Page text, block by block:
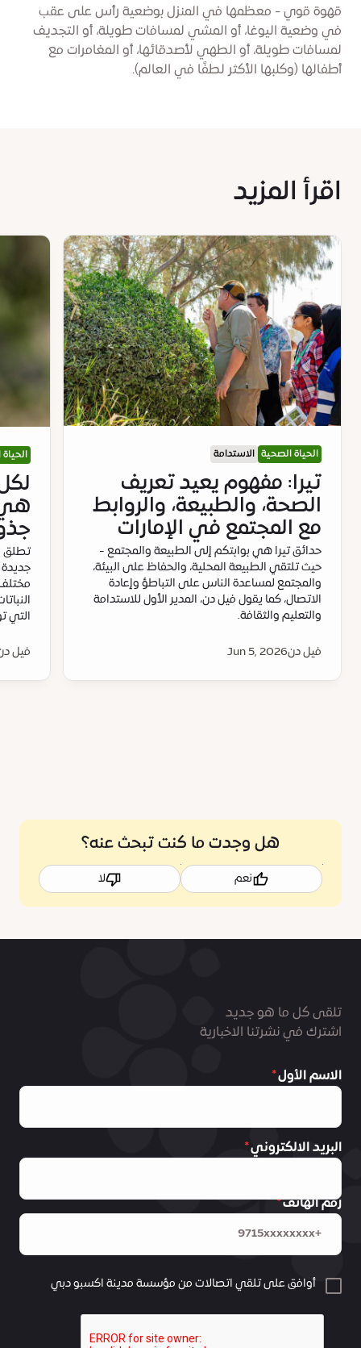
قهوة قوي - معظمها في المنزل بوضعية رأس على عقب
في وضعية اليوغا، أو المشي لمسافات طويلة، أو التجديف
لمسافات طويلة، أو الطهي لأصدقائها، أو المغامرات مع
أطفالها (وكلبها الأكثر لطفًا في العالم).
اقرأ المزيد
الحياة الصحية الاستدامة
تيرا: مفهوم يعيد تعريف
الصحة، والطبيعة، والروابط
مع المجتمع في الإمارات
حدائق تيرا هي بوابتكم إلى الطبيعة والمجتمع -
حيث تلتقي الطبيعة المحلية، والحفاظ على البيئة،
والمجتمع لمساعدة الناس على التباطؤ وإعادة
الاتصال، كما يقول فيل دن، المدير الأول للاستدامة
والتعليم والثقافة.
فيل دنJun 5, 2026
هي
تطلق
مختلف
التي
فيل
هل وجدت ما كنت تبحث عنه؟
نعم لا
تلقى كل ما هو جديد
اشترك في نشرتنا الاخبارية
الاسم الأول
البريد الالكتروني
رقم الهاتف
أوافق على تلقي اتصالات من مؤسسة مدينة اكسبو دبي